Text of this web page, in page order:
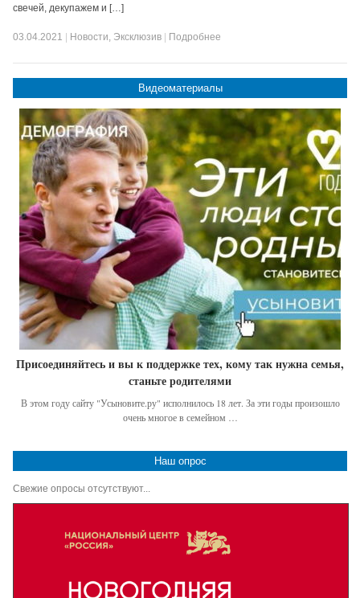
свечей, декупажем и […]
03.04.2021 Новости, Эксклюзив Подробнее
Видеоматериалы
Присоединяйтесь и вы к поддержке тех, кому так нужна семья,
станьте родителями
В этом году сайту "Усыновите.ру" исполнилось 18 лет. За эти годы произошло
очень многое в семейном …
Наш опрос
Свежие опросы отсутствуют...